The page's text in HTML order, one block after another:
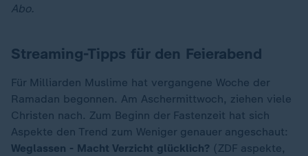
Abo.
Streaming-Tipps für den Feierabend
Für Milliarden Muslime hat vergangene Woche der
Ramadan begonnen. Am Aschermittwoch, ziehen viele
Christen nach. Zum Beginn der Fastenzeit hat sich
Aspekte den Trend zum Weniger genauer angeschaut:
Weglassen - Macht Verzicht glücklich? (ZDF aspekte,